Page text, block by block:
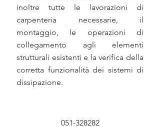
inoltre tutte le lavorazioni di
carpenteria necessarie, il
montaggio, le operazioni di
collegamento agli elementi
strutturali esistenti e la verifica della
corretta funzionalità dei sistemi di
dissipazione.
051-328282